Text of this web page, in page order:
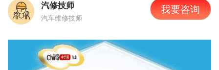
汽修技师
汽车维修技师
我要咨询